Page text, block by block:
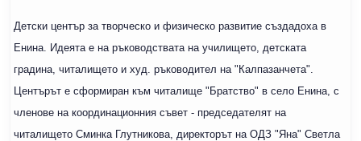
Детски център за творческо и физическо развитие създадоха в
Енина. Идеята е на ръководствата на училището, детската
градина, читалището и худ. ръководител на "Калпазанчета".
Центърът е сформиран към читалище "Братство" в село Енина, с
членове на координационния съвет - председателят на
читалището Сминка Глутникова, директорът на ОДЗ "Яна" Светла